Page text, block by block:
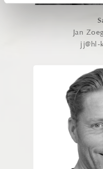
Jan
jj@hl-
Med stor
finde
løsninger, der
behov. Mikkel
erhvervskunder
den helt